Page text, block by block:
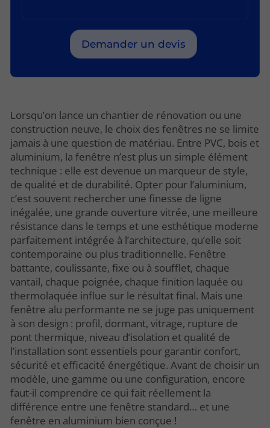
Demander un devis
Lorsqu’on lance un chantier de rénovation ou une
construction neuve, le choix des fenêtres ne se limite
jamais à une question de matériau. Entre PVC, bois et
aluminium, la fenêtre n’est plus un simple élément
technique : elle est devenue un marqueur de style,
de qualité et de durabilité. Opter pour l’aluminium,
c’est souvent rechercher une finesse de ligne
inégalée, une grande ouverture vitrée, une meilleure
résistance dans le temps et une esthétique moderne
parfaitement intégrée à l’architecture, qu’elle soit
contemporaine ou plus traditionnelle. Fenêtre
battante, coulissante, fixe ou à soufflet, chaque
vantail, chaque poignée, chaque finition laquée ou
thermolaquée influe sur le résultat final. Mais une
fenêtre alu performante ne se juge pas uniquement
à son design : profil, dormant, vitrage, rupture de
pont thermique, niveau d’isolation et qualité de
l’installation sont essentiels pour garantir confort,
sécurité et efficacité énergétique. Avant de choisir un
modèle, une gamme ou une configuration, encore
faut-il comprendre ce qui fait réellement la
différence entre une fenêtre standard… et une
fenêtre en aluminium bien conçue !